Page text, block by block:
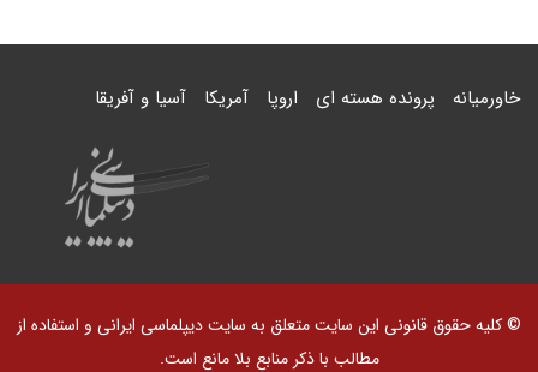
خاورمیانه پرونده هسته ای اروپا آمریکا آسیا و آفریقا
© کلیه حقوق قانونی این سایت متعلق به سایت دیپلماسی ایرانی و استفاده از
مطالب با ذکر منابع بلا مانع است.